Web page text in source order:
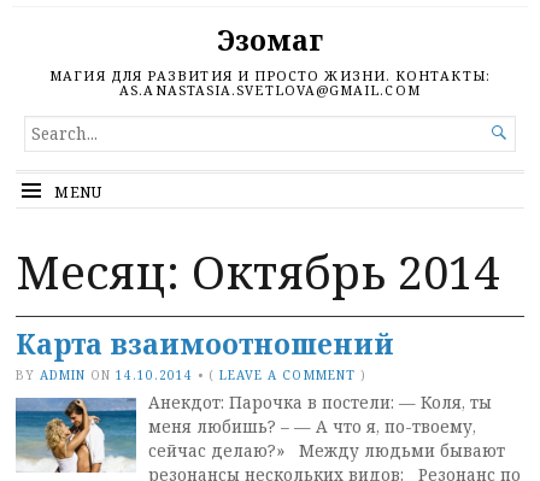
Эзомаг
МАГИЯ ДЛЯ РАЗВИТИЯ И ПРОСТО ЖИЗНИ. КОНТАКТЫ:
AS.ANASTASIA.SVETLOVA@GMAIL.COM
SEARCH
FOR...

MENU
Месяц: Октябрь 2014
Карта взаимоотношений
BY ADMIN ON 14.10.2014 • (LEAVE A COMMENT )
Анекдот: Парочка в постели: — Коля, ты
меня любишь? – — А что я, по-твоему,
сейчас делаю?» Между людьми бывают
резонансы нескольких видов: Резонанс по